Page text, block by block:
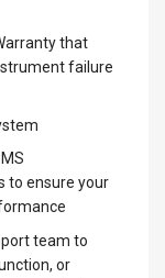
that
failure
to ensure your
team to
or